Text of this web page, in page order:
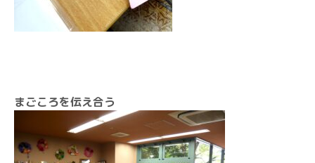
まごころを伝え合う